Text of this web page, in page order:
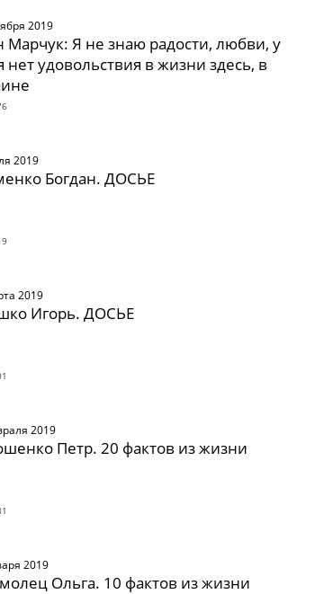
2019
Марчук: Я не знаю радости, любви, у
нет удовольствия в жизни здесь, в
2019
Богдан. ДОСЬЕ
2019
Игорь. ДОСЬЕ
2019
Петр. 20 фактов из жизни
2019
Ольга. 10 фактов из жизни